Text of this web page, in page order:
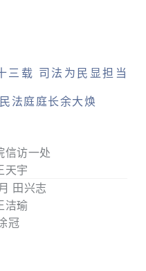
三载 司法为民显担当
法庭庭长余大焕
信访一处
天宇
田兴志
洁瑜
冠